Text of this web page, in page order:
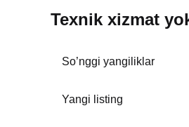
Texnik xizmat
So’nggi yangiliklar
Yangi listing